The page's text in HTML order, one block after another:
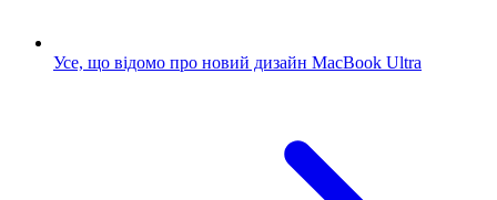
Усе, що відомо про новий дизайн MacBook Ultra